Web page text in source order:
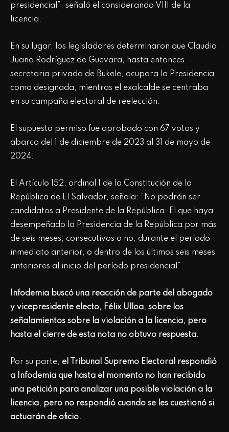
presidencial”, señaló el considerando VIII de la
licencia.
En su lugar, los legisladores determinaron que Claudia
Juana Rodríguez de Guevara, hasta entonces
secretaria privada de Bukele, ocupara la Presidencia
como designada, mientras el exalcalde se centraba
en su campaña electoral de reelección.
El supuesto permiso fue aprobado con 67 votos y
abarca del 1 de diciembre de 2023 al 31 de mayo de
2024.
El Artículo 152, ordinal 1 de la Constitución de la
República de El Salvador, señala: “No podrán ser
candidatos a Presidente de la República: El que haya
desempeñado la Presidencia de la República por más
de seis meses, consecutivos o no, durante el período
inmediato anterior, o dentro de los últimos seis meses
anteriores al inicio del período presidencial”.
Infodemia buscó una reacción de parte del abogado
y vicepresidente electo, Félix Ulloa, sobre los
señalamientos sobre la violación a la licencia, pero
hasta el cierre de esta nota no obtuvo respuesta.
Por su parte, el Tribunal Supremo Electoral respondió
a Infodemia que hasta el momento no han recibido
una petición para analizar una posible violación a la
licencia, pero no respondió cuando se les cuestionó si
actuarán de oficio.